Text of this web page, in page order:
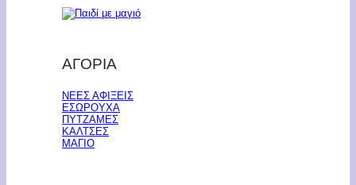
ΑΓΟΡΙΑ
ΝΕΕΣ ΑΦΙΞΕΙΣ
ΕΣΩΡΟΥΧΑ
ΠΥΤΖΑΜΕΣ
ΚΑΛΤΣΕΣ
ΜΑΓΙΟ